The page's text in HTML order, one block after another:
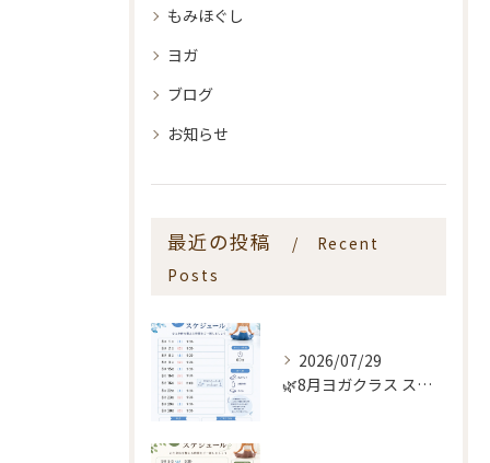
もみほぐし
ヨガ
ブログ
お知らせ
最近の投稿
Recent
Posts
2026/07/29
🌿8月ヨガクラス スケジュールのお知らせ🌿